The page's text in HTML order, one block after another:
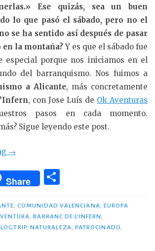
Ese quizás, sea un buen
lo que pasó el sábado, pero no el
se ha sentido así después de pasar
la montaña?Y es que el sábado fue
especial porque nos iniciamos en el
del barranquismo. Nos fuimos a
a Alicante, más concretamente
, con Jose Luís de Ok Aventuras
pasos en cada momento.
Sigue leyendo este post.
«Barranquismo
Alicante:
de
l’Infern»
→
Share
m
p
,COMUNIDAD VALENCIANA, EUROPA
,BARRANC DE L'INFERN,
, NATURALEZA, PATROCINADO,